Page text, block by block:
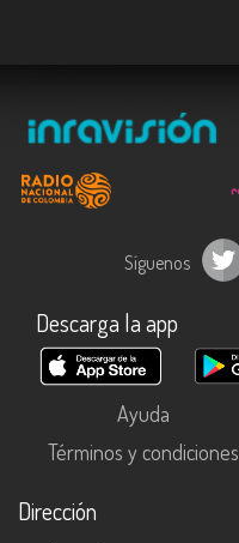
Síguenos
Descarga la app
Ayuda
Términos y condiciones
Dirección